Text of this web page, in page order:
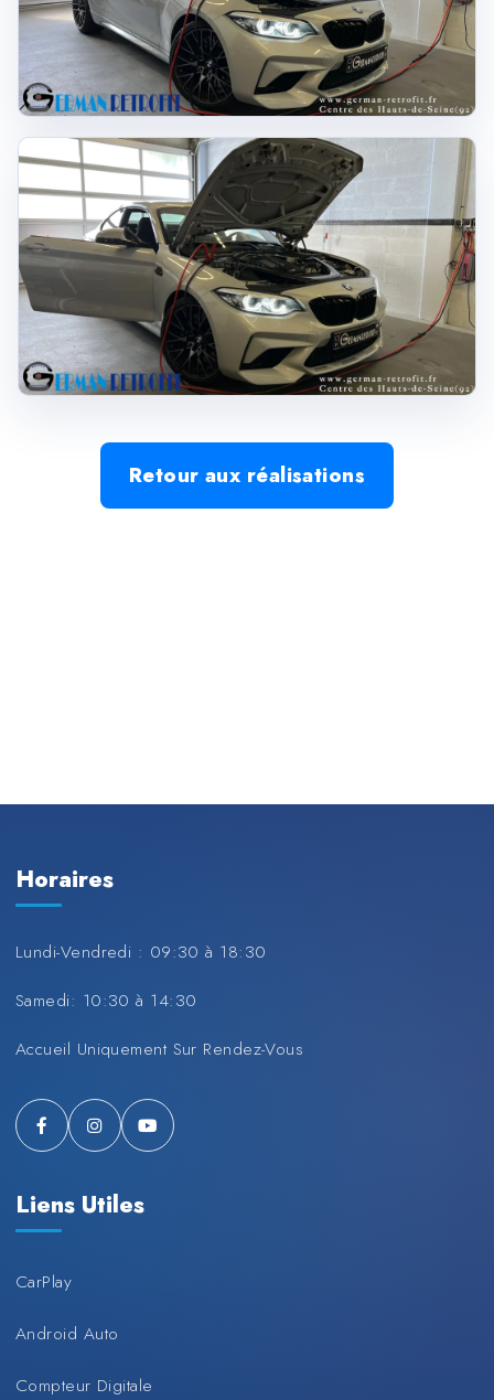
Retour aux réalisations
Horaires
Lundi-Vendredi : 09:30 à 18:30
Samedi: 10:30 à 14:30
Accueil Uniquement Sur Rendez-Vous
Liens Utiles
CarPlay
Android Auto
Compteur Digitale